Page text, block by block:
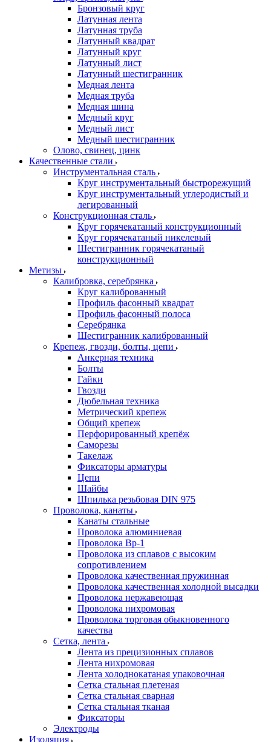
Бронзовый круг
Латунная лента
Латунная труба
Латунный квадрат
Латунный круг
Латунный лист
Латунный шестигранник
Медная лента
Медная труба
Медная шина
Медный круг
Медный лист
Медный шестигранник
Олово, cвинец, цинк
Качественные стали
Инструментальная сталь
Круг инструментальный быстрорежущий
Круг инструментальный углеродистый и
легированный
Конструкционная сталь
Круг горячекатаный конструкционный
Круг горячекатаный никелевый
Шестигранник горячекатаный
конструкционный
Метизы
Калибровка, серебрянка
Круг калиброванный
Профиль фасонный квадрат
Профиль фасонный полоса
Серебрянка
Шестигранник калиброванный
Крепеж, гвозди, болты, цепи
Анкерная техника
Болты
Гайки
Гвозди
Дюбельная техника
Метрический крепеж
Общий крепеж
Перфорированный крепёж
Саморезы
Такелаж
Фиксаторы арматуры
Цепи
Шайбы
Шпилька резьбовая DIN 975
Проволока, канаты
Канаты стальные
Проволока алюминиевая
Проволока Вр-1
Проволока из сплавов с высоким
сопротивлением
Проволока качественная пружинная
Проволока качественная холодной высадки
Проволока нержавеющая
Проволока нихромовая
Проволока торговая обыкновенного
качества
Сетка, лента
Лента из прецизионных сплавов
Лента нихромовая
Лента холоднокатаная упаковочная
Сетка стальная плетеная
Сетка стальная сварная
Сетка стальная тканая
Фиксаторы
Электроды
Изоляция